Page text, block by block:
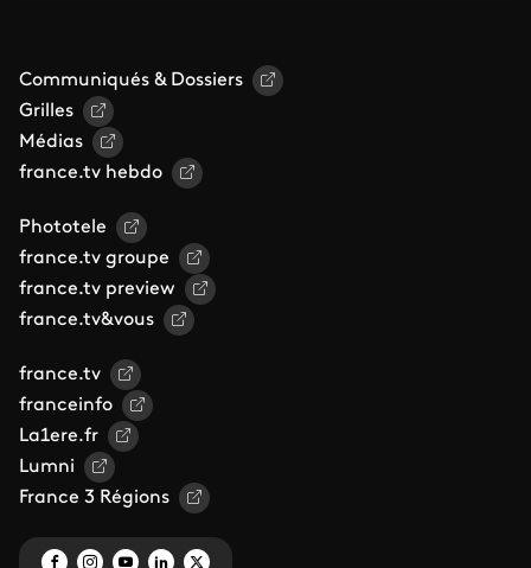
Communiqués & Dossiers
Grilles
Médias
france.tv hebdo
Phototele
france.tv groupe
france.tv preview
france.tv&vous
france.tv
franceinfo
La1ere.fr
Lumni
France 3 Régions